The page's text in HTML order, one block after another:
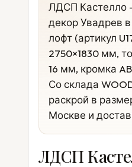
ЛДСП Кастелло
декор Увадрев в
лофт (артикул
2750×1830 мм,
16 мм, кромка
Со склада
раскрой в
Москве и
ЛДСП